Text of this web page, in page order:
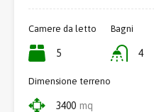
Camere da letto
5
Bagni
4
Dimensione terreno
3400 mq